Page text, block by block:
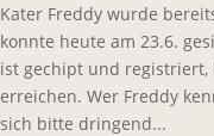
Kater Freddy wurde
konnte heute am 23.6.
ist gechipt und
erreichen. Wer Freddy
sich bitte dringend...